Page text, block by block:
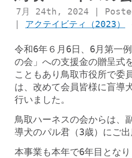
7月 24th, 2024 |
アクテイビティ（2023）
令和6年６月6日、6月第一
の会」への支援金の贈呈式
こともあり鳥取市役所で委
は、改めて会員皆様に盲導
行いました。
鳥取ハーネスの会からは、
導犬のパル君（3歳）にご
本事業も本年で6年目とな